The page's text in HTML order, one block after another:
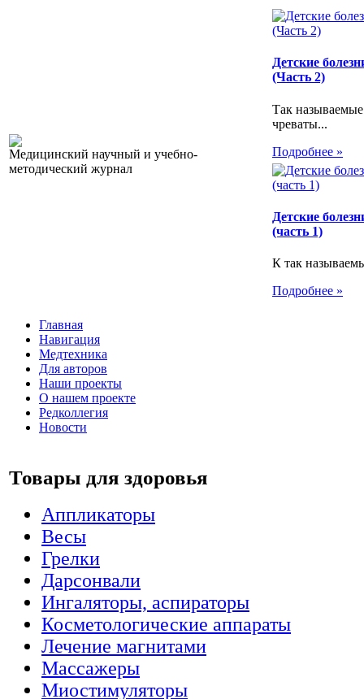
Медицинский научный и учебно-
методический журнал
Детские
(Часть 2)
Так
чреваты...
Подробнее »
Детские
(часть 1)
К так
Подробнее »
Главная
Навигация
Медтехника
Для авторов
Наши проекты
О нашем проекте
Редколлегия
Новости
Товары для здоровья
Аппликаторы
Весы
Грелки
Дарсонвали
Ингаляторы, аспираторы
Косметологические аппараты
Лечение магнитами
Массажеры
Миостимуляторы